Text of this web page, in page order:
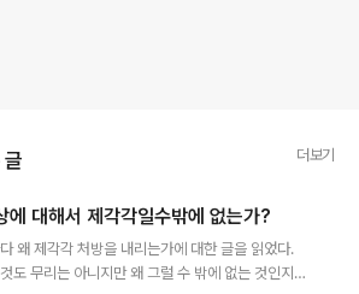
글 더보기
에 대해서 제각각일수밖에 없는가?
왜 제각각 처방을 내리는가에 대한 글을 읽었다.
도 무리는 아니지만 왜 그럴 수 밖에 없는 것인지